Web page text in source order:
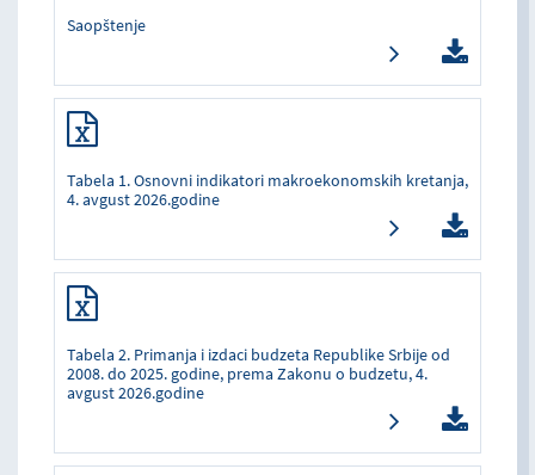
Saopštenje
Tabela 1. Osnovni indikatori makroekonomskih kretanja,
4. avgust 2026.godine
Tabela 2. Primanja i izdaci budzeta Republike Srbije od
2008. do 2025. godine, prema Zakonu o budzetu, 4.
avgust 2026.godine